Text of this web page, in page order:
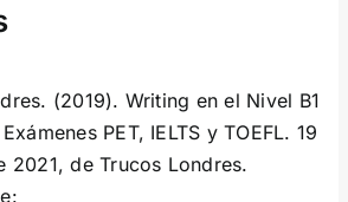
(2019). Writing en el Nivel B1
PET, IELTS y TOEFL. 19
2021, de Trucos Londres.